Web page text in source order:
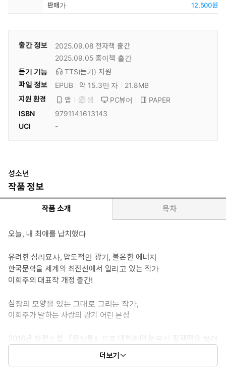
판매가
12,500원
출간 정보 2025.09.08 전자책 출간
2025.09.05 종이책 출간
듣기 기능
TTS(듣기) 지원
파일 정보
EPUB 약 15.3만 자
21.8MB
지원 환경
앱 웹 PC뷰어
PAPER
ISBN
9791141613143
UCI
-
성소년
작품 정보
작품 소개 목차
오늘, 내 최애를 납치했다
유려한 심리묘사, 압도적인 광기, 불온한 에너지
한국문학을 세계의 최전선에서 알리고 있는 작가
이희주의 대표작 개정 출간!
심장의 모양을 있는 그대로 그리는 작가,
이희주가 말하는 사랑의 광기 어린 본성
2016년 장편소설 『환상통』으로 데뷔하며 눈부신 잠재력을 보여
준 소설가 이희주의 야심작 『성소년』이 문학동네 플레이 시리
즈로 개정 출간되었다. “『버터』(유즈키 아사코)의 어두운 충동
더보기